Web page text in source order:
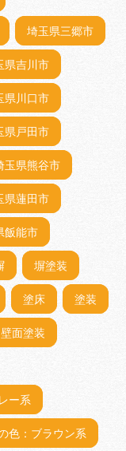
埼玉県三郷市
県吉川市
県川口市
県戸田市
玉県熊谷市
県蓮田市
飯能市
塀塗装
塗床 塗装
壁面塗装
ー系
色：ブラウン系